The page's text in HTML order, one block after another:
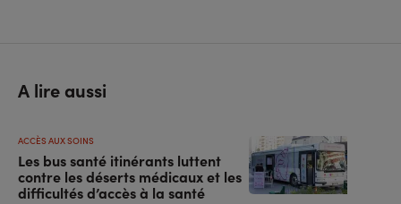
A lire aussi
Les bus santé itinérants luttent
contre les déserts médicaux et les
difficultés d’accès à la santé
ACCÈS AUX SOINS